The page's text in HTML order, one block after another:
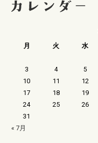
月
火 水
3
4 5
10
11 12
17
18 19
24
25 26
31
« 7月